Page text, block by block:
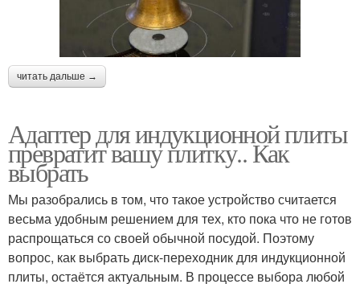
читать дальше →
Адаптер для индукционной плиты
превратит вашу плитку.. Как
выбрать
Мы разобрались в том, что такое устройство считается
весьма удобным решением для тех, кто пока что не готов
распрощаться со своей обычной посудой. Поэтому
вопрос, как выбрать диск-переходник для индукционной
плиты, остаётся актуальным. В процессе выбора любой